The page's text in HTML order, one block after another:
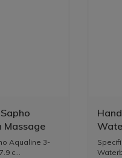
Massage
Aqualine 3-
c...